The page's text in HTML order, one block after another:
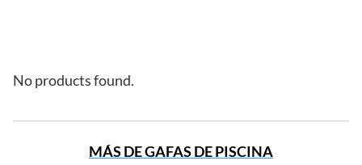
No products found.
MÁS DE GAFAS DE PISCINA